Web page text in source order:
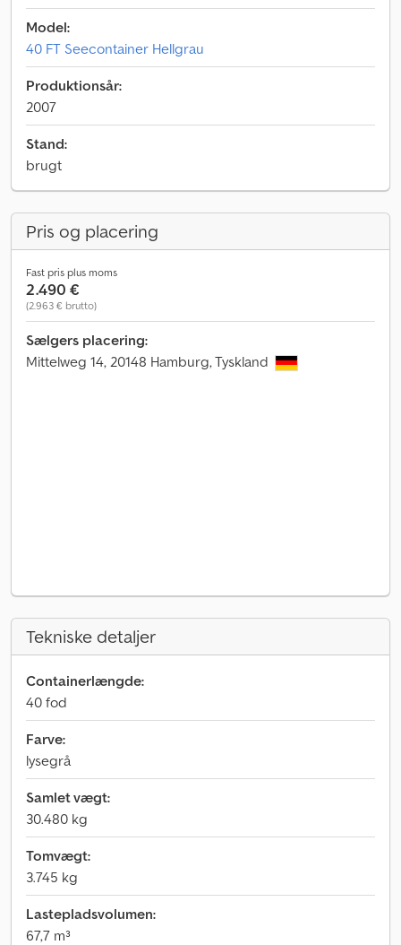
Model:
40 FT Seecontainer Hellgrau
Produktionsår:
2007
Stand:
brugt
Pris og placering
Fast pris plus moms
2.490 €
(2.963 € brutto)
Sælgers placering:
Mittelweg 14, 20148 Hamburg, Tyskland
Tekniske detaljer
Containerlængde:
40 fod
Farve:
lysegrå
Samlet vægt:
30.480 kg
Tomvægt:
3.745 kg
Lastepladsvolumen:
67,7 m³